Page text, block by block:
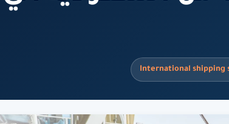
International shipping